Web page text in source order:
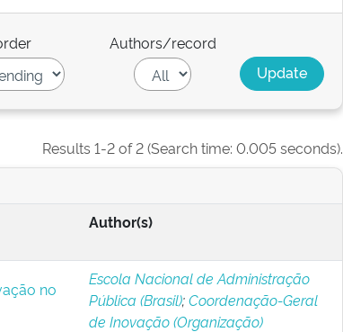
Authors/record
Results 1-2 of 2 (Search time: 0.005 seconds).
Author(s)
no
Escola Nacional de Administração
Pública (Brasil);Coordenação-Geral
de Inovação (Organização)